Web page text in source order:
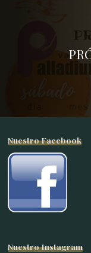
Nuestro Facebook
Nuestro Instagram